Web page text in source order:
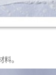
。